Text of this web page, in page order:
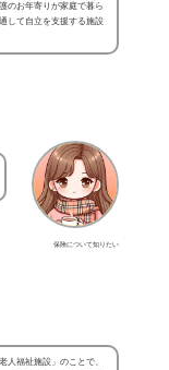
のお年寄りが家庭で暮ら
して自立を支援する施設
保険について知りたい
人福祉施設」のことで、